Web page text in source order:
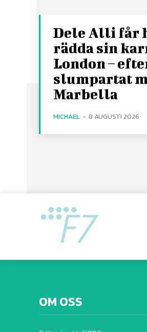
Dele Alli får
rädda sin
London –
slumpartat
Marbella
MICHAEL - 8 AUGUSTI 2026
OM OSS